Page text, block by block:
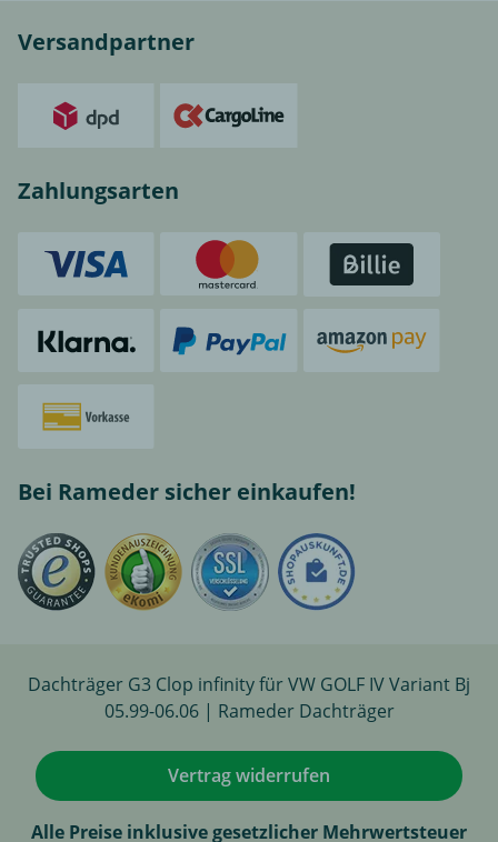
Versandpartner
Zahlungsarten
Bei Rameder sicher einkaufen!
Dachträger G3 Clop infinity für VW GOLF IV Variant Bj
05.99-06.06 | Rameder Dachträger
Vertrag widerrufen
Alle Preise inklusive gesetzlicher Mehrwertsteuer